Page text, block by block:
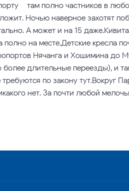
– там полно частников в
Ночью наверное захотят
А может и на 15
на месте.Детские кресла
Нячанга и Хошимина до
длительные переезды), и
по закону тут.Вокруг
нет. За почти любой